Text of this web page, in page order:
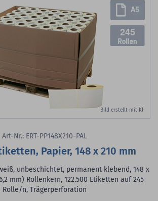
Bild erstellt mit KI
245
Art-Nr.: ERT-PP148X210-PAL
Papier, 148 x 210 mm
unbeschichtet, permanent klebend, 148 x
mm) Rollenkern, 122.500 Etiketten auf 245
Rolle/n, Trägerperforation